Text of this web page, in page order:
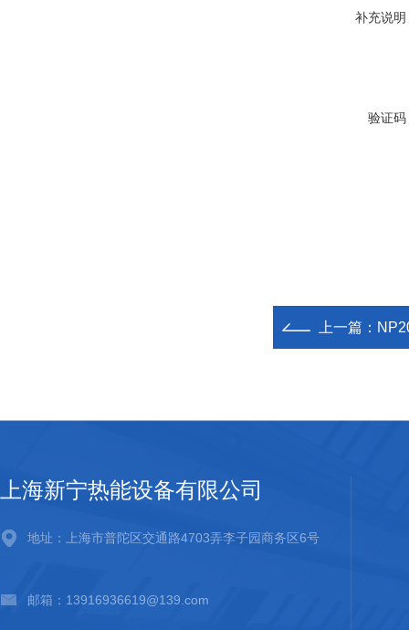
补充说明
验证码
上一篇：
上海新宁热能设备有限公司
地址：上海市普陀区交通路4703弄李子园商务区6号
邮箱：13916936619@139.com